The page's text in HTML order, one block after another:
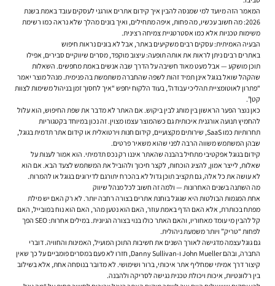
המאמר הזה מיועד למי שמנסה להבין איך קידום אתרים אורגני לעסקים עובד באמת בשנת
2026: מה חשוב עכשיו, מה פחות, איפה מתחילים, ואיך בונים מהלך שלא נראה כמו רשימת
משימות טכניות אלא כמו אסטרטגיית צמיחה רצינית.
הבעיה האמיתית: עסקים רבים משקיעים באתר, אבל לא בונים נראות חיפוש
באתרים רבים ניתן לראות את אותה תופעה: עיצוב מוקפד, מסרים שיווקיים סבירים, אפילו
תוכן מושקע — אבל מעט מאוד חשיבה על הדרך שבה אנשים באמת מחפשים. השאלות
שהקהל שואל בגוגל אינן תמיד זהות לשפה שהחברה משתמשת בה פנימית. מנהל מוצר יאמר
“פתרון לאוטומציית תהליכי עבודה”, בעוד הלקוח יחפש “איך לחסוך זמן בניהול משימות לצוות
קטן”.
כאן נוצר הפער הראשון בין מותג לבין ביקוש. אם האתר לא מדבר את שפת החיפוש, הוא עלול
להחמיץ תנועה אורגנית איכותית גם כשהמוצר עצמו מצוין. זה נכון במיוחד בקטגוריות
תחרותיות כמו SaaS, שירותים מקצועיים, קידום חנות וירטואלית או קידום אתר תדמית בגוגל,
שבהן המשתמש משווה הרבה לפני שהוא משאיר פרטים.
קידום בגוגל אפקטיבי מתחיל בהבנה שהאתר איננו רק נכס תדמיתי. הוא אמור לענות על
שאלות, לייצר אמון, להציג הוכחות, לקצר חיכוך ולהוביל את המשתמש לצעד הבא. אם הוא
לא עושה את כל אלה, גם תקציב תוכן גדול לא בהכרח יתורגם לדירוגים בגוגל או להמרות.
מה השתנה בשנים האחרונות — ולמה זה חשוב לכל מנהל שיווק
אחת המגמות הבולטות היא שגוגל בוחנת אתרים בצורה רחבה יותר. לא רק האם יש מילת
מפתח בכותרת, אלא האם הדף באמת עוזר, האם הוא נטען מהר, האם הוא נוח במובייל, האם
קל להבין מי עומד מאחוריו, והאם האתר כולו בנוי בצורה הגיונית. במילים אחרות: SEO הפך
לפחות “טריק” ויותר משמעת ניהולית.
גם גוגל עצמה מדגישה לאורך השנים את חשיבות התוכן המועיל, האמינות והחוויה. דוברי
החברה, ובהם John Mueller ו-Danny Sullivan, חזרו לא פעם במסרים פומביים על כך שאין
קיצור דרך אמיתי שמחליף אתר איכותי, ברור ושימושי. לא מדובר בנוסחה אחת, אלא בשילוב
בין רלוונטיות, איכות ויכולת טכנית נגישה לסריקה ולהבנה.